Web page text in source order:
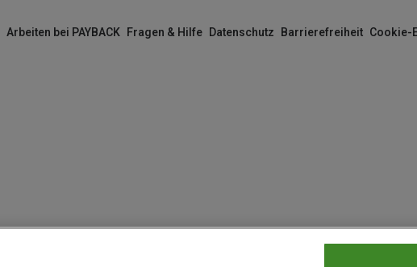
Arbeiten bei PAYBACK Fragen & Hilfe Datenschutz Barrierefreiheit Cookie-